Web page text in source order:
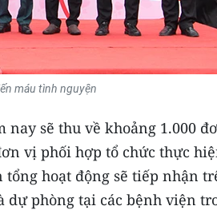
máu tình nguyện
sẽ thu về khoảng 1.000
vị phối hợp tổ chức thực
tổng hoạt động sẽ tiếp nhận
dự phòng tại các bệnh viện